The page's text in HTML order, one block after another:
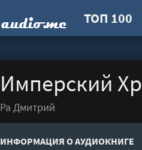
ТОП 100
Имперский
Ра Дмитрий
ИНФОРМАЦИЯ О АУДИОКНИГЕ